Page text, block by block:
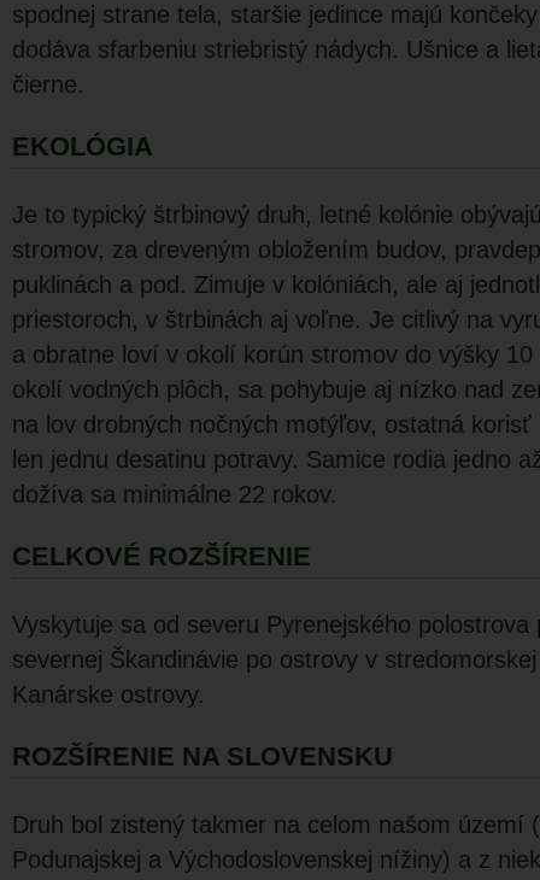
spodnej strane tela, staršie jedince majú
dodáva sfarbeniu striebristý nádych. Ušnice a
čierne.
EKOLÓGIA
Je to typický štrbinový druh, letné koló­nie
stromov, za dreveným obložením budov,
puklinách a pod. Zimuje v kolóniách, ale aj
priestoroch, v štrbinách aj voľne. Je citlivý na
a obratne loví v okolí korún stromov do výšky
okolí vodných plôch, sa pohybuje aj nízko nad
na lov drobných nočných mo­týľov, ostatná
len jednu desatinu potravy. Samice rodia jedno
dožíva sa minimálne 22 rokov.
CELKOVÉ ROZŠÍRENIE
Vyskytuje sa od severu Pyrenej­ského polostrova
severnej Škandiná­vie po ostrovy v
Kanárske ostrovy.
ROZŠÍRENIE NA SLOVENSKU
Druh bol zistený takmer na celom našom území
Podunajskej a Východoslovenskej nížiny) a z